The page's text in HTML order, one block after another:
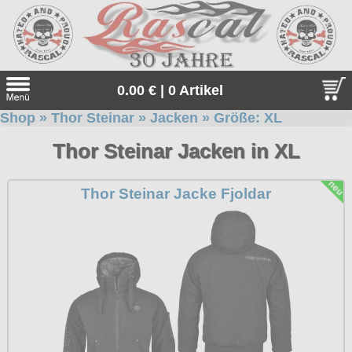
0.00 € | 0 Artikel
Sprache:
Neu bei uns
Angebote
Sonderangebote
Geschenketipps
Gratis
Unsere Gratiszugaben zu jeder Bestellung. Einfach
und in den Warenkorb legen.
alle Artikel
Thor Steinar
Thor Steinar, das einzigartige, sportlich-maritime Lifestyle-
Everlast
Shop » Thor Steinar » Jacken » Größe: XL
Thor Steinar Jacken in XL
Thor Steinar Jacke Fjoldar